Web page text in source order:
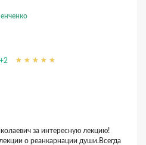
+2
за интересную лекцию!
о реанкарнации души.Всегда